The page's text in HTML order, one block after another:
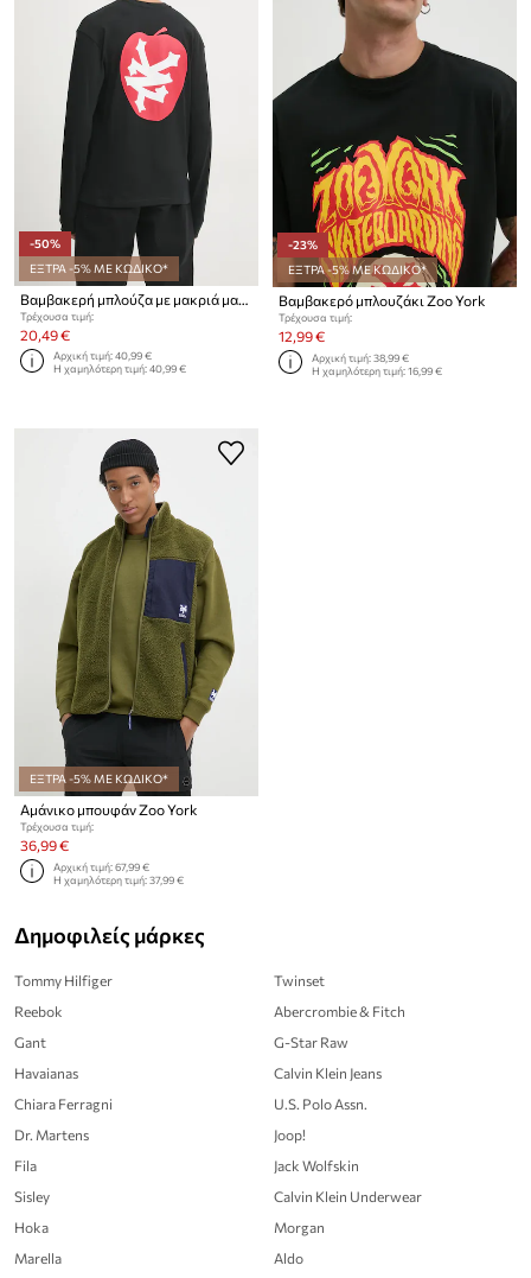
-50%
ΕΞΤΡΑ -5% ΜΕ ΚΩΔΙΚΟ*
Τρέχουσα τιμή:
20,49 €
Αρχική τιμή:40,99 €
Η χαμηλότερη τιμή:40,99 €
-23%
ΕΞΤΡΑ -5% ΜΕ ΚΩΔΙΚΟ*
Βαμβακερό μπλουζάκι Zoo York
Τρέχουσα τιμή:
12,99 €
Αρχική τιμή:38,99 €
Η χαμηλότερη τιμή:16,99 €
ΕΞΤΡΑ -5% ΜΕ ΚΩΔΙΚΟ*
Αμάνικο μπουφάν Zoo York
Τρέχουσα τιμή:
36,99 €
Αρχική τιμή:67,99 €
Η χαμηλότερη τιμή:37,99 €
Δημοφιλείς μάρκες
Tommy Hilfiger
Reebok
Gant
Havaianas
Chiara Ferragni
Dr. Martens
Fila
Sisley
Hoka
Marella
Twinset
Abercrombie & Fitch
G-Star Raw
Calvin Klein Jeans
U.S. Polo Assn.
Joop!
Jack Wolfskin
Calvin Klein Underwear
Morgan
Aldo